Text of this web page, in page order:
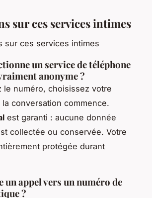
sur ces services intimes
un service de téléphone
anonyme ?
le numéro, choisissez votre
conversation commence.
est garanti : aucune donnée
collectée ou conservée. Votre
protégée durant
un appel vers un numéro de
?